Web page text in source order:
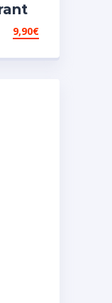
9,90€